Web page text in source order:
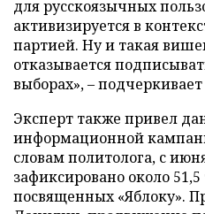
для русскоязычных
активизируется в
партией. Ну и такая
отказывается
выборах», –
Эксперт также привел
информационной
словам политолога, с
зафиксировано около
посвященных «Яблоку».